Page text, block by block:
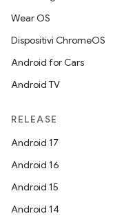
Wear OS
Dispositivi ChromeOS
Android for Cars
Android TV
RELEASE
Android 17
Android 16
Android 15
Android 14